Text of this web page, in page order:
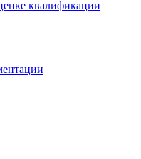
квалификации